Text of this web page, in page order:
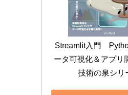
Streamlit入門　
ータ可視化＆アプリ
技術の泉シリ